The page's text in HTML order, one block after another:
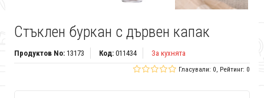
Стъклен буркан с дървен капак
Продуктов No:13173 Код:011434 За кухнята
Гласували: 0, Рейтинг: 0